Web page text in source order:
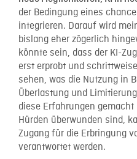
der Bedingung eines
integrieren. Darauf wird
bislang eher zögerlich
könnte sein, dass der KI-
erst erprobt und
sehen, was die Nutzung in
Überlastung und
diese Erfahrungen
Hürden überwunden sind,
Zugang für die Erbringung
verantwortet werden.